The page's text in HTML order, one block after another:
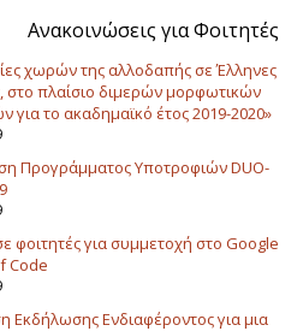
Ανακοινώσεις για Φοιτητές
χωρών της αλλοδαπής σε Έλληνες
στο πλαίσιο διμερών μορφωτικών
για το ακαδημαϊκό έτος 2019-2020»
Προγράμματος Υποτροφιών DUO-
φοιτητές για συμμετοχή στο Google
Code
Εκδήλωσης Ενδιαφέροντος για μια